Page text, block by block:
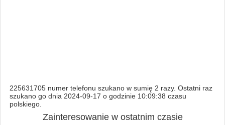
225631705 numer telefonu szukano w sumię 2 razy. Ostatni raz
szukano go dnia 2024-09-17 o godzinie 10:09:38 czasu
polskiego.
Zainteresowanie w ostatnim czasie